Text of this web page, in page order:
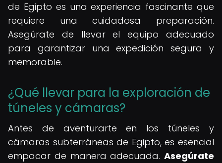
de Egipto es una experiencia fascinante que
requiere una cuidadosa preparación.
Asegúrate de llevar el equipo adecuado
para garantizar una expedición segura y
memorable.
¿Qué llevar para la exploración de
túneles y cámaras?
Antes de aventurarte en los túneles y
cámaras subterráneas de Egipto, es esencial
empacar de manera adecuada. Asegúrate